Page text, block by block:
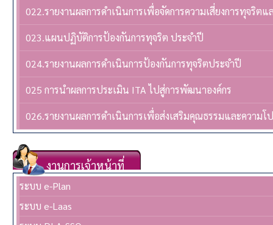
022.รายงานผลการดำเนินการเพื่อจัดการความเสี่ยงการทุจริ
023.แผนปฏิบัติการป้องกันการทุจริต ประจำปี
024.รายงานผลการดำเนินการป้องกันการทุจริตประจำปี
025 การนำผลการประเมิน ITA ไปสู่การพัฒนาองค์กร
026.รายงานผลการดำเนินการเพื่อส่งเสริมคุณธรรมและความ
งานการเจ้าหน้าที่
ระบบ e-Plan
ระบบ e-Laas